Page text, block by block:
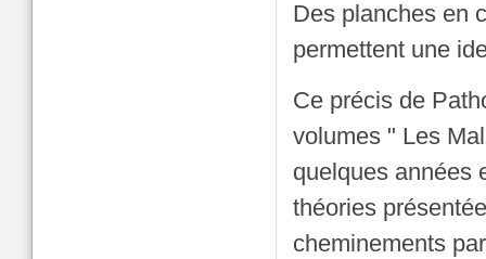
Des planches en
permettent une
Ce précis de
volumes " Les
quelques années
théories
cheminements